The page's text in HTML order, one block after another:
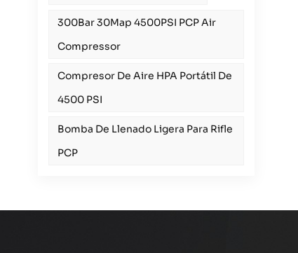
300Bar 30Map 4500PSI PCP Air
Compressor
Compresor De Aire HPA Portátil De
4500 PSI
Bomba De Llenado Ligera Para Rifle
PCP